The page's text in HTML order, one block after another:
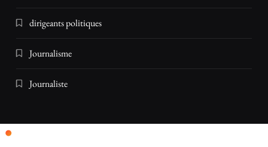
dirigeants politiques
Journalisme
Journaliste